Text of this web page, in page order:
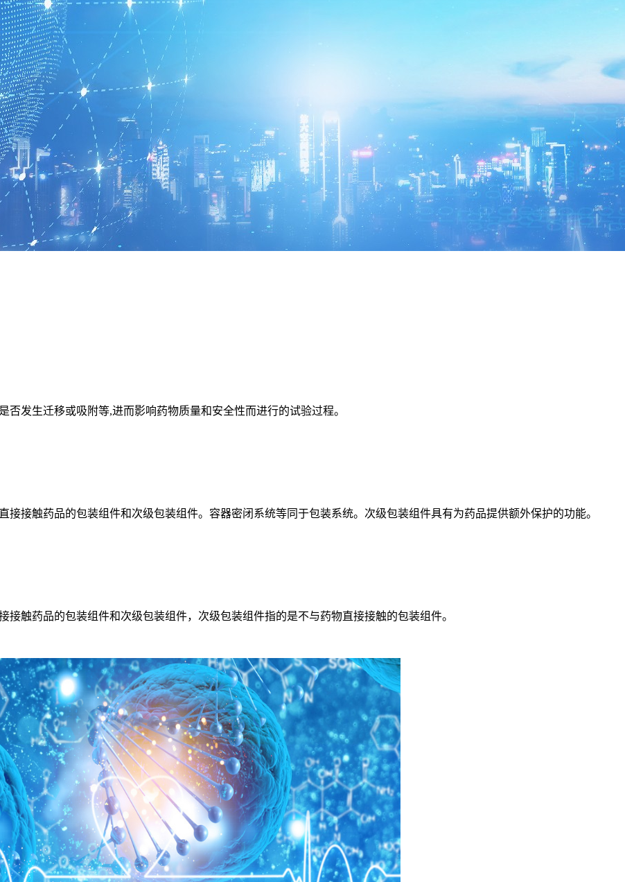
发生迁移或吸附等,进而影响药物质量和安全性而进行的试验过程。
触药品的包装组件和次级包装组件。容器密闭系统等同于包装系统。次级包装组件具有为药品提供额外保护的功能。
药品的包装组件和次级包装组件，次级包装组件指的是不与药物直接接触的包装组件。